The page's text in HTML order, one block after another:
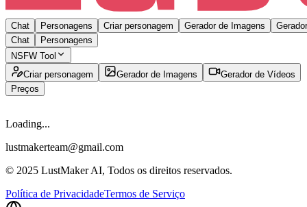
Chat Personagens Criar personagem Gerador de Imagens
Chat
Personagens
NSFW Tool
Criar personagem
Gerador de Imagens
Gerador de Vídeos
Preços
Loading...
lustmakerteam@gmail.com
© 2025 LustMaker AI, Todos os direitos reservados.
Política de PrivacidadeTermos de Serviço